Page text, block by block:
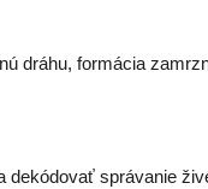
dráhu, formácia
dekódovať správanie